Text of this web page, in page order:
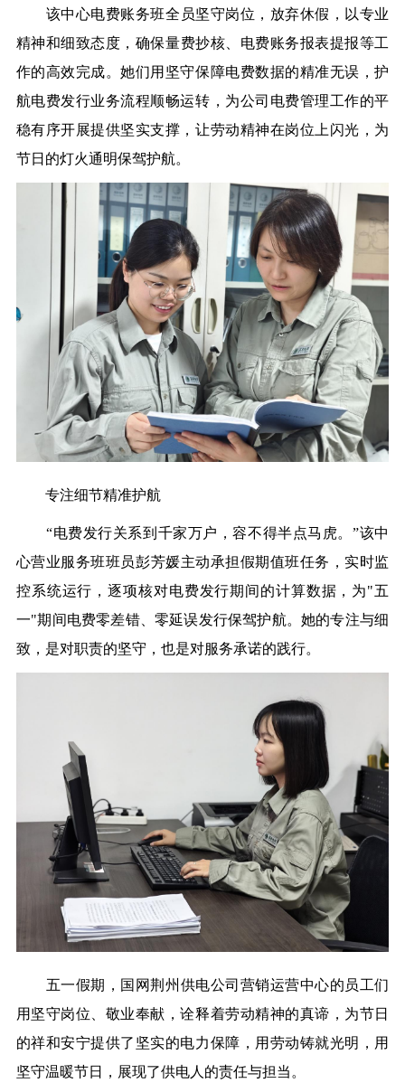
该中心电费账务班全员坚守岗位，放弃休假，以专业
精神和细致态度 ， 确保量费抄核、电费账务报表提报等工
作的高效完成。她们用坚守保障电费数据的精准无误，护
航电费发行业务流程顺畅运转，为公司电费管理工作的平
稳有序开展提供坚实支撑，让劳动精神在岗位上闪光，为
节日的灯火通明保驾护航。
专注细节精准护航
“电费发行关系到千家万户，容不得半点马虎。 ”该中
心营业服务班班员彭芳媛主动承担假期值班任务，实时监
控系统运行，逐项核对电费发行期间的计算数据，为"五
一"期间电费零差错、零延误发行保驾护航。她的专注与细
致，是对职责的坚守，也是对服务承诺的践行。
五一假期，国网荆州 供电公司 营销运营中心的员工们
用坚守岗位、敬业奉献，诠释着劳动精神的真谛 ， 为节日
的祥和安宁提供了坚实的电力保障，用劳动铸就光明，用
坚守温暖节日，展现了供电人的责任与担当。